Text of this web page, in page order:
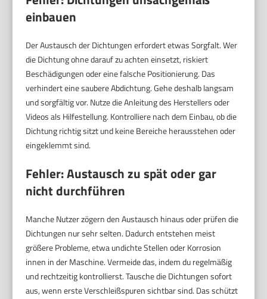
einbauen
Der Austausch der Dichtungen erfordert etwas Sorgfalt. Wer
die Dichtung ohne darauf zu achten einsetzt, riskiert
Beschädigungen oder eine falsche Positionierung. Das
verhindert eine saubere Abdichtung. Gehe deshalb langsam
und sorgfältig vor. Nutze die Anleitung des Herstellers oder
Videos als Hilfestellung. Kontrolliere nach dem Einbau, ob die
Dichtung richtig sitzt und keine Bereiche herausstehen oder
eingeklemmt sind.
Fehler: Austausch zu spät oder gar
nicht durchführen
Manche Nutzer zögern den Austausch hinaus oder prüfen die
Dichtungen nur sehr selten. Dadurch entstehen meist
größere Probleme, etwa undichte Stellen oder Korrosion
innen in der Maschine. Vermeide das, indem du regelmäßig
und rechtzeitig kontrollierst. Tausche die Dichtungen sofort
aus, wenn erste Verschleißspuren sichtbar sind. Das schützt